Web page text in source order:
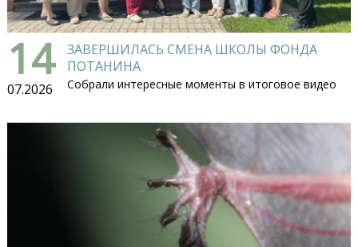
14
07.2026
ЗАВЕРШИЛАСЬ СМЕНА ШКОЛЫ ФОНДА
ПОТАНИНА
Собрали интересные моменты в итоговое видео